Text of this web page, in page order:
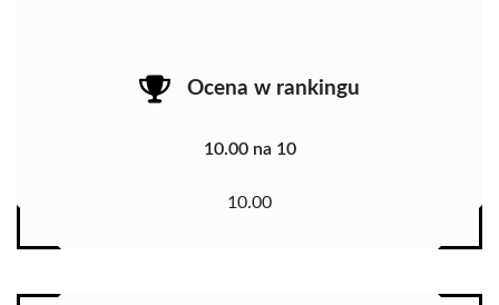
Ocena w rankingu
10.00 na 10
10.00